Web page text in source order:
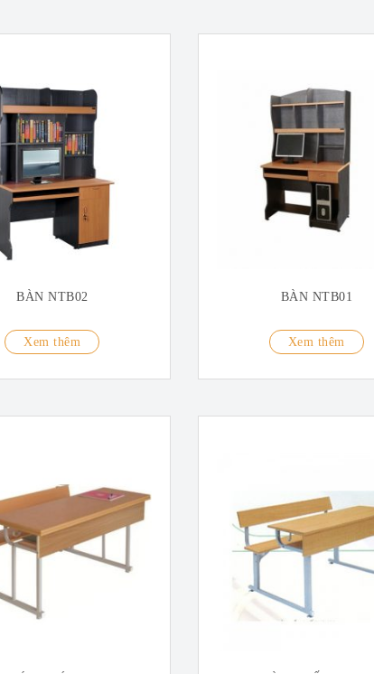
BÀN NTB02
Xem thêm
BÀN NTB01
Xem thêm